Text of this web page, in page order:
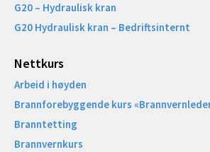
G20 – Hydraulisk kran
G20 Hydraulisk kran – Bedriftsinternt
Nettkurs
Arbeid i høyden
Brannforebyggende kurs
Branntetting
Brannvernkurs